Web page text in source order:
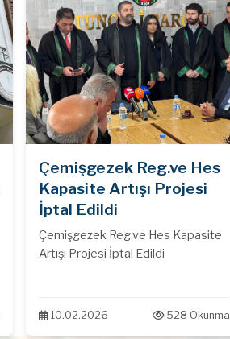
Çemişgezek Reg.ve Hes
Kapasite Artışı Projesi
İptal Edildi
Çemişgezek Reg.ve Hes Kapasite
Artışı Projesi İptal Edildi
10.02.2026 528 Okunma